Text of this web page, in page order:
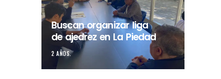
Buscan organizar liga
de ajedrez en La Piedad
2 AÑOS.